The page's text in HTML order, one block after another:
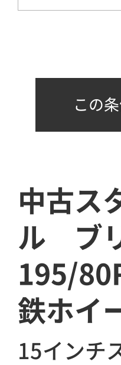
この
中古ス
ル ブ
195/
鉄ホイ
15インチ